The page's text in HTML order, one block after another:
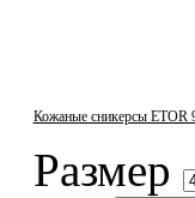
Кожаные сникерсы ETOR
Размер